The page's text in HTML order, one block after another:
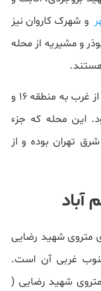
و شهرک کاروان نیز
و مشیریه از محله
محله هاشم آباد از شمال به منطقه 14 شهرداری، از غرب به منطقه 16 و
می شود. این محله که جزء
شرق تهران بوده و از
آباد
متروی شهید رضایی
غربی آن است.
و ایستگاه متروی شهید رضایی (